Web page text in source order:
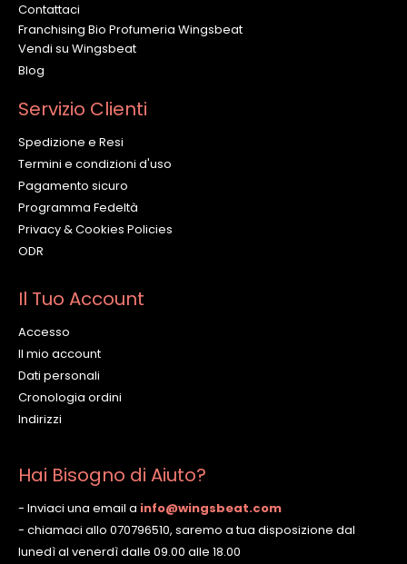
Contattaci
Franchising Bio Profumeria Wingsbeat
Vendi su Wingsbeat
Blog
Servizio Clienti
Spedizione e Resi
Termini e condizioni d'uso
Pagamento sicuro
Programma Fedeltà
Privacy & Cookies Policies
ODR
Il Tuo Account
Accesso
Il mio account
Dati personali
Cronologia ordini
Indirizzi
Hai Bisogno di Aiuto?
- Inviaci una email a info@wingsbeat.com
- chiamaci allo 070796510, saremo a tua disposizione dal
lunedì al venerdì dalle 09.00 alle 18.00